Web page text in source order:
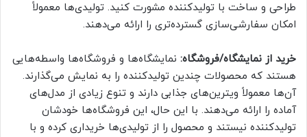
طراحی و ساخت با تولیدکننده مشورت کنید. تولیدی‌ها معمولاً
امکان سفارشی‌سازی گسترده‌تری را ارائه می‌دهند.
خرید از نمایشگاه/فروشگاه: نمایشگاه‌ها و فروشگاه‌ها واسطه‌هایی
هستند که محصولات چندین تولیدکننده را به نمایش می‌گذارند.
آن‌ها معمولاً ویترین‌های جذابی دارند و تنوع زیادی از مدل‌های
آماده را ارائه می‌دهند. با این حال، این فروشگاه‌ها خودشان
تولیدکننده نیستند و محصول را از تولیدی‌ها خریداری کرده و با